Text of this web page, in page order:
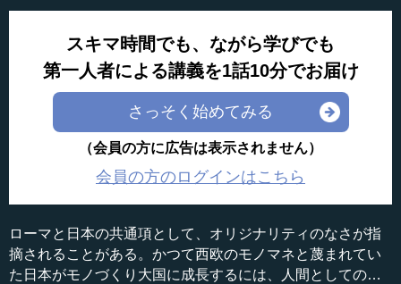
スキマ時間でも、ながら学びでも
第一人者による講義を1話10分でお届け
さっそく始めてみる
（会員の方に広告は表示されません）
会員の方のログインはこちら
ローマと日本の共通項として、オリジナリティのなさが指
摘されることがある。かつて西欧のモノマネと蔑まれてい
た日本がモノづくり大国に成長するには、人間としての誠